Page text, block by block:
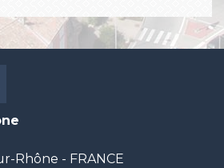
Rhône - FRANCE